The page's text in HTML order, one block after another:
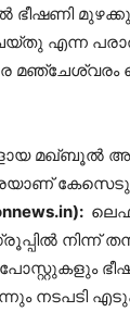
ഭീഷണി
എന്ന
മഖ്‌ബൂല്‍
നിന്ന്‌
നടപടി